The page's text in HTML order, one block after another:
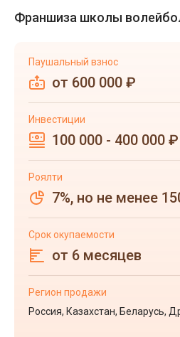
Франшиза школы
Паушальный взнос
от 600 000 ₽
Инвестиции
100 000 - 400 000 ₽
Роялти
7%, но не менее
Срок окупаемости
от 6 месяцев
Регион продажи
Россия, Казахстан, Беларусь,